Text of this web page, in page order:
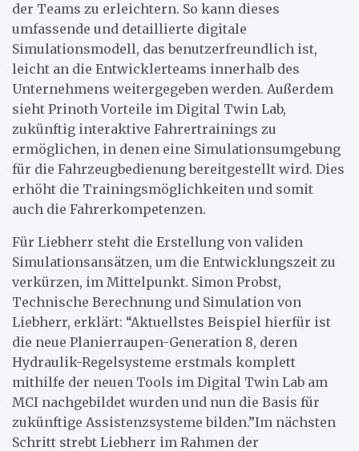
der Teams zu erleichtern. So kann dieses
umfassende und detaillierte digitale
Simulationsmodell, das benutzerfreundlich ist,
leicht an die Entwicklerteams innerhalb des
Unternehmens weitergegeben werden. Außerdem
sieht Prinoth Vorteile im Digital Twin Lab,
zukünftig interaktive Fahrertrainings zu
ermöglichen, in denen eine Simulationsumgebung
für die Fahrzeugbedienung bereitgestellt wird. Dies
erhöht die Trainingsmöglichkeiten und somit
auch die Fahrerkompetenzen.
Für Liebherr steht die Erstellung von validen
Simulationsansätzen, um die Entwicklungszeit zu
verkürzen, im Mittelpunkt. Simon Probst,
Technische Berechnung und Simulation von
Liebherr, erklärt: “Aktuellstes Beispiel hierfür ist
die neue Planierraupen-Generation 8, deren
Hydraulik-Regelsysteme erstmals komplett
mithilfe der neuen Tools im Digital Twin Lab am
MCI nachgebildet wurden und nun die Basis für
zukünftige Assistenzsysteme bilden.”Im nächsten
Schritt strebt Liebherr im Rahmen der